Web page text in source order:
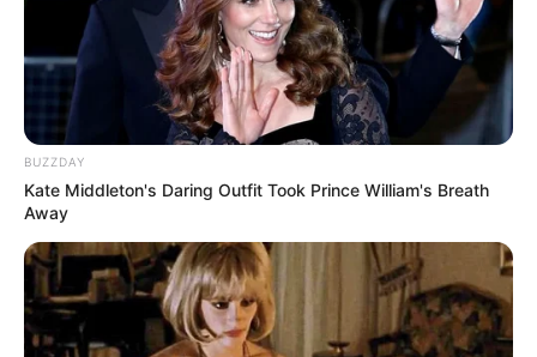
Serem! 9 Chat Ojek Online &
Pelanggan Ini Bikin Auto
Merinding
BUZZDAY
Kate Middleton's Daring Outfit Took Prince William's Breath
Away